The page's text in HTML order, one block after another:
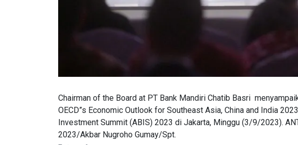
Chairman of the Board at PT Bank Mandiri Chatib Basri
OECD”s Economic Outlook for Southeast Asia, China and India
Investment Summit (ABIS) 2023 di Jakarta, Minggu (3/9/2023).
2023/Akbar Nugroho Gumay/Spt.